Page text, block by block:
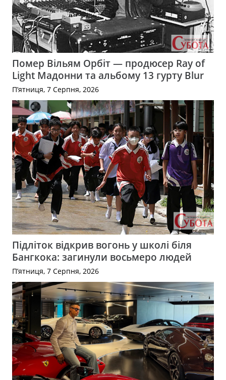
Помер Вільям Орбіт — продюсер Ray of
Light Мадонни та альбому 13 гурту Blur
П’ятниця, 7 Серпня, 2026
Підліток відкрив вогонь у школі біля
Бангкока: загинули восьмеро людей
П’ятниця, 7 Серпня, 2026